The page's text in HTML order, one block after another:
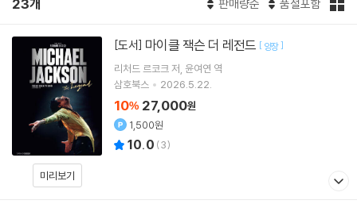
23개 판매량순 품절포함
미리보기
[도서] 마이클 잭슨 더 레전드 [ 양장]
리처드 르코크 저 윤여연 역
삼호북스
2026.5.22.
10% 27,000원
1,500원
10.0 (3)